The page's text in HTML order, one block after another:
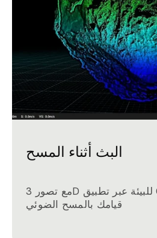
البث أثناء المسح
مع تصور 3D للبيئة عبر تطبيق Commander أثناء
قيامك بالمسح الضوئي